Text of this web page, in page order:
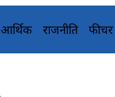
आर्थिक राजनीति फीचर